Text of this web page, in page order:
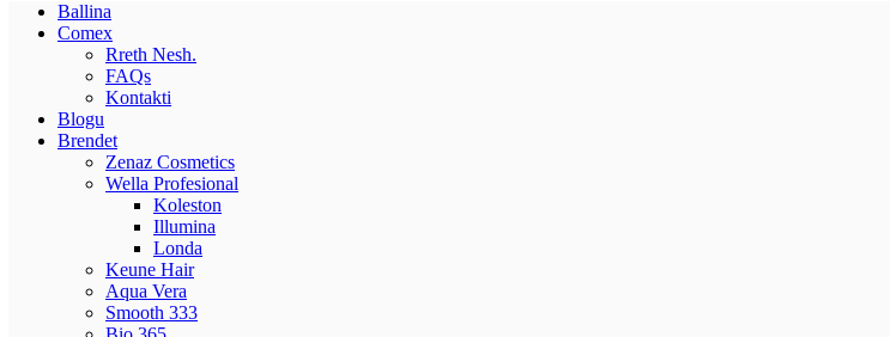
Ballina
Comex
Rreth Nesh.
FAQs
Kontakti
Blogu
Brendet
Zenaz Cosmetics
Wella Profesional
Koleston
Illumina
Londa
Keune Hair
Aqua Vera
Smooth 333